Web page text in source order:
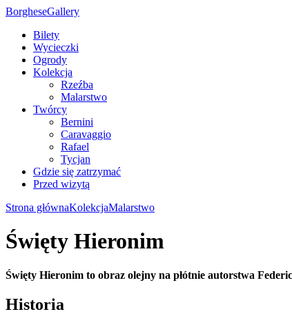
BorgheseGallery
Bilety
Wycieczki
Ogrody
Kolekcja
Rzeźba
Malarstwo
Twórcy
Bernini
Caravaggio
Rafael
Tycjan
Gdzie się zatrzymać
Przed wizytą
Strona głównaKolekcjaMalarstwo
Święty Hieronim
Święty Hieronim to obraz olejny na płótnie autorstwa
Historia